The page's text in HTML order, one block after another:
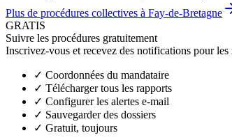
Plus de procédures collectives à Fay-de-Bretagne
GRATIS
Suivre les procédures gratuitement
Inscrivez-vous et recevez des notifications pour
✓ Coordonnées du mandataire
✓ Télécharger tous les rapports
✓ Configurer les alertes e-mail
✓ Sauvegarder des dossiers
✓ Gratuit, toujours